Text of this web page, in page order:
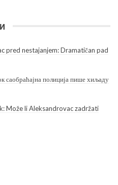
pred nestajanjem: Dramatičan pad
саобраћајна полиција пише хиљаду
Može li Aleksandrovac zadržati